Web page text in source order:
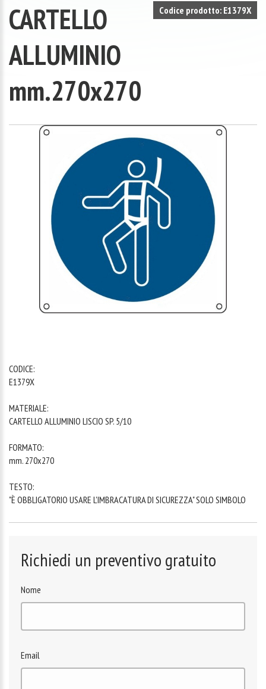
Codice prodotto: E1379X
CARTELLO
ALLUMINIO
mm.270x270
CODICE:
E1379X
MATERIALE:
CARTELLO ALLUMINIO LISCIO SP. 5/10
FORMATO:
mm. 270x270
TESTO:
"È OBBLIGATORIO USARE L'IMBRACATURA DI SICUREZZA" SOLO SIMBOLO
Richiedi un preventivo gratuito
Nome
Email